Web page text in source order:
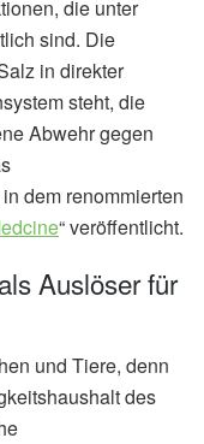
die unter
sind. Die
in direkter
steht, die
Abwehr gegen
dem renommierten
“ veröffentlicht.
Auslöser für
und Tiere, denn
des